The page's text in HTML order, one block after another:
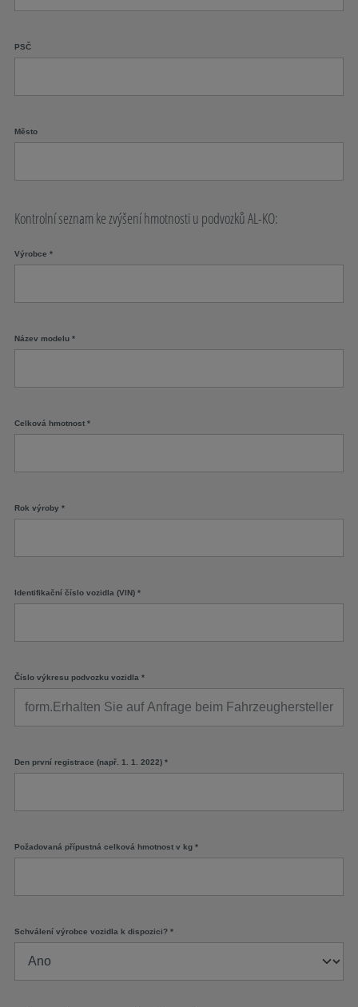
PSČ
Město
Kontrolní seznam ke zvýšení hmotnosti u podvozků AL-KO:
Výrobce *
Název modelu *
Celková hmotnost *
Rok výroby *
Identifikační číslo vozidla (VIN) *
Číslo výkresu podvozku vozidla *
Den první registrace (např. 1. 1. 2022) *
Požadovaná přípustná celková hmotnost v kg *
Schválení výrobce vozidla k dispozici? *